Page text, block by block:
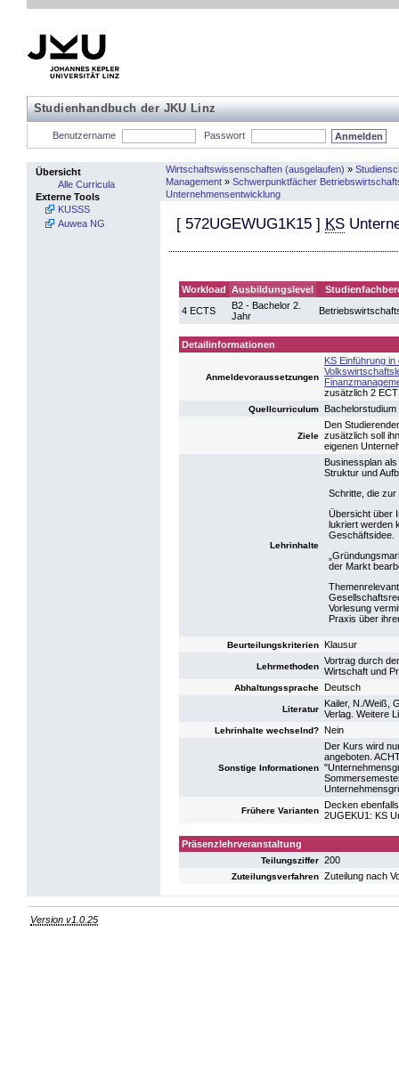
Studienhandbuch der JKU Linz
Benutzername Passwort
Übersicht
Alle Curricula
Externe Tools
KUSSS
Auwea NG
Wirtschaftswissenschaften (ausgelaufen) »
Management » Schwerpunktfächer
Unternehmensentwicklung
[ 572UGEWUG1K15 ] KS
Workload Ausbildungslevel
4 ECTS
B2 - Bachelor 2.
Jahr
Detailinformationen
Anmeldevoraussetzungen
KS Einführung
zusätzlich 2
Quellcurriculum
Ziele
Den
zusätzlich soll
eigenen
Lehrinhalte
Businessplan
Struktur und
Schritte, die
Übersicht über
lukriert werden
Geschäftsidee.
der Markt
Vorlesung
Praxis über
Beurteilungskriterien Klausur
Lehrmethoden
Vortrag durch
Wirtschaft und
Abhaltungssprache Deutsch
Literatur
Kailer, N./Weiß,
Verlag. Weitere
Lehrinhalte wechselnd? Nein
Sonstige Informationen
Der Kurs wird
angeboten.
Frühere Varianten
Decken
2UGEKU1: KS
Präsenzlehrveranstaltung
Teilungsziffer 200
Zuteilungsverfahren Zuteilung nach
Version v1.0.25